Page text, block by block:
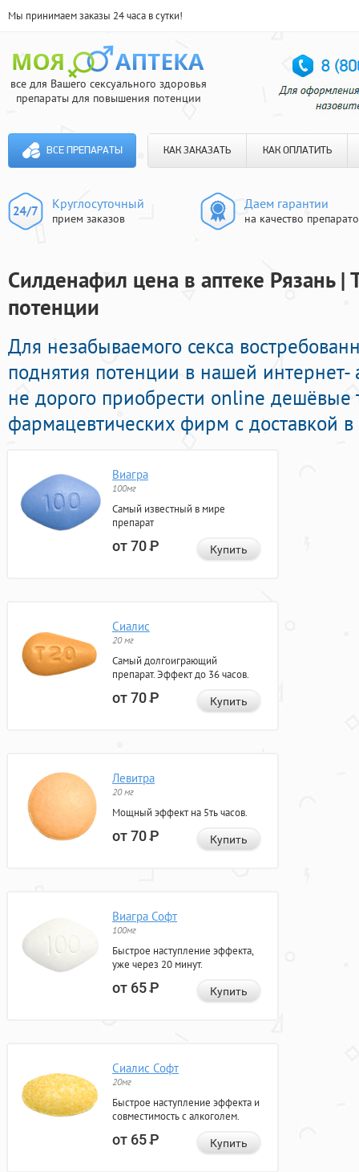
Мы принимаем заказы 24 часа в сутки!
все для Вашего сексуального здоровья
препараты для повышения потенции
ВСЕ ПРЕПАРАТЫ КАК ЗАКАЗАТЬ КАК ОПЛАТИТЬ
Круглосуточный
прием заказов
Даем гарантии
на качество
Силденафил цена в аптеке Рязань |
потенции
Для незабываемого секса
поднятия потенции в нашей
не дорого приобрести online дешёвые
фармацевтических фирм с доставкой
Виагра
100мг
Самый известный в мире
препарат
от 70Р Купить
Сиалис
20 мг
Самый долгоиграющий
препарат. Эффект до 36 часов.
от 70Р Купить
Левитра
20 мг
Мощный эффект на 5ть часов.
от 70Р Купить
Виагра Софт
100мг
Быстрое наступление эффекта,
уже через 20 минут.
от 65Р Купить
Сиалис Софт
20мг
Быстрое наступление эффекта и
совместимость с алкоголем.
от 65Р Купить